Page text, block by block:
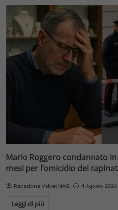
Mario Roggero condannato
mesi per l’omicidio dei
Redazione VelvetMAG 4 Agosto 2026
Leggi di più